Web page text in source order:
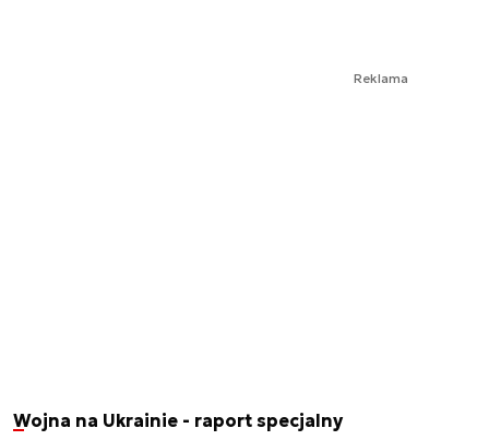
Reklama
Wojna na Ukrainie - raport specjalny